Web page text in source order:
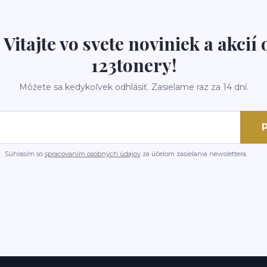
Vitajte vo svete noviniek a akcií
123tonery!
Môžete sa kedykoľvek odhlásiť. Zasielame raz za 14 dní.
Súhlasím so spracovaním osobných údajovza účelom zasielania newslettera.